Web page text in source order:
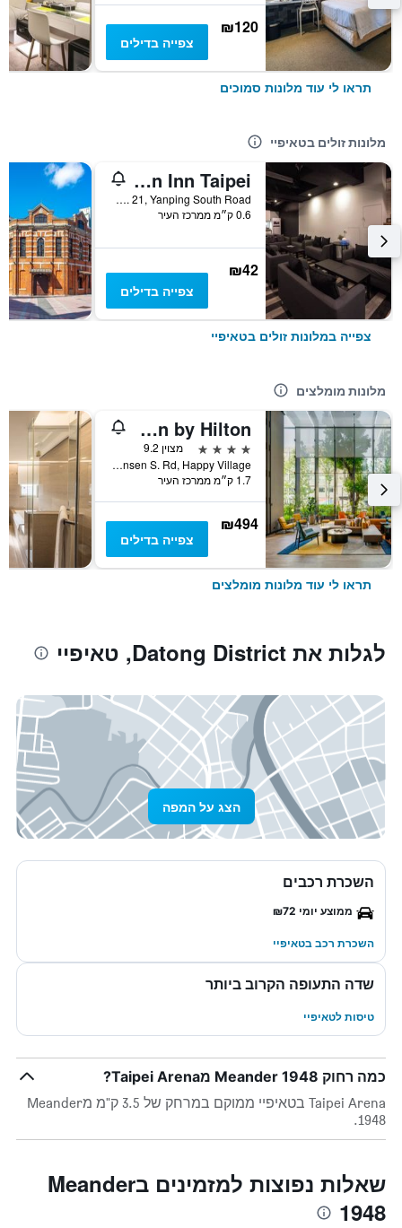
₪120
צפייה בדילים
תראו לי עוד מלונות סמוכים
מלונות זולים בטאיפיי
Fun Inn Taipei
2F, No. 21, Yanping South Road, טאיפיי, טייוואן
0.6 ק״מ ממרכז העיר
₪42
צפייה בדילים
צפייה במלונות זולים בטאיפיי
מלונות מומלצים
Hotel Resonance Taipei, Tapestry Collection by Hilton
4 כוכבים
מצוין 9.2
No. 7 Linsen S. Rd, Happy Village, טאיפיי, טייוואן
1.7 ק״מ ממרכז העיר
₪494
צפייה בדילים
תראו לי עוד מלונות מומלצים
לגלות את Datong District, טאיפיי
הצג על המפה
השכרת רכבים
ממוצע יומי ₪72
השכרת רכב בטאיפיי
שדה התעופה הקרוב ביותר
טיסות לטאיפיי
כמה רחוק Meander 1948 מTaipei Arena?
Taipei Arena בטאיפיי ממוקם במרחק של 3.5 ק"מ מMeander
1948.
שאלות נפוצות למזמינים בMeander
1948